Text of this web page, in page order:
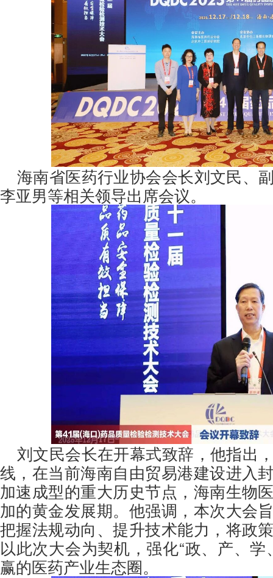
海南省医药行业协会会长刘文民、
李亚男等相关领导出席会议。
刘文民会长在开幕式致辞，他指出
线，在当前海南自由贸易港建设进入
加速成型的重大历史节点，海南生物
加的黄金发展期。他强调，本次大会
把握法规动向、提升技术能力，将政
以此次大会为契机，强化“政、产、
赢的医药产业生态圈。